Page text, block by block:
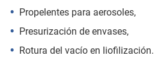
Propelentes para aerosoles,
Presurización de envases,
Rotura del vacío en liofilización.